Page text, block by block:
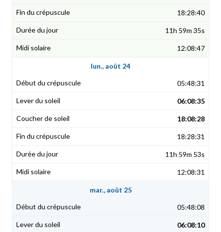
18:28:40
11h 59m 35s
12:08:47
lun., août 24
05:48:31
06:08:35
18:08:28
18:28:31
11h 59m 53s
12:08:31
mar., août 25
05:48:08
06:08:10